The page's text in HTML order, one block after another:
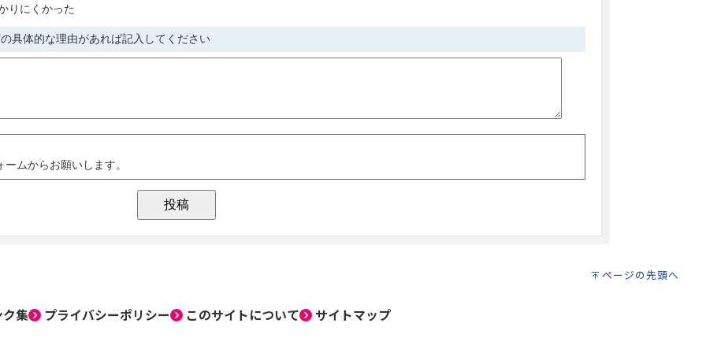
ページの先頭へ
集 プライバシーポリシー このサイトについて サイトマップ